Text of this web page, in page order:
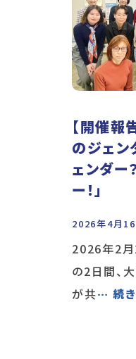
【開催報
のジェン
ェンダー
ー！」
2026年4月16
2026年2月
の2日間、
が共… 続